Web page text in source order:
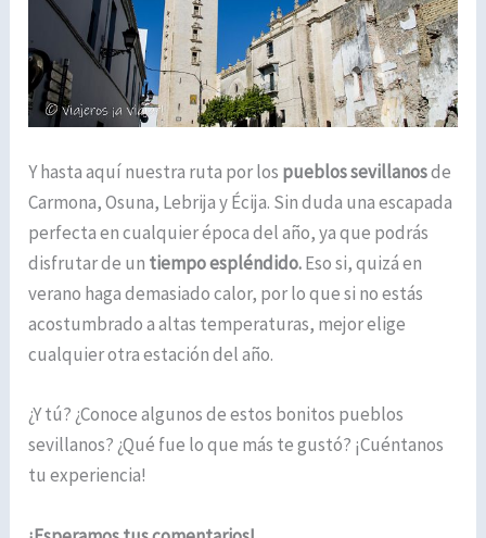
Y hasta aquí nuestra ruta por los pueblos sevillanosde
Carmona, Osuna, Lebrija y Écija. Sin duda una escapada
perfecta en cualquier época del año, ya que podrás
disfrutar de un tiempo espléndido.Eso si, quizá en
verano haga demasiado calor, por lo que si no estás
acostumbrado a altas temperaturas, mejor elige
cualquier otra estación del año.
¿Y tú? ¿Conoce algunos de estos bonitos pueblos
sevillanos? ¿Qué fue lo que más te gustó? ¡Cuéntanos
tu experiencia!